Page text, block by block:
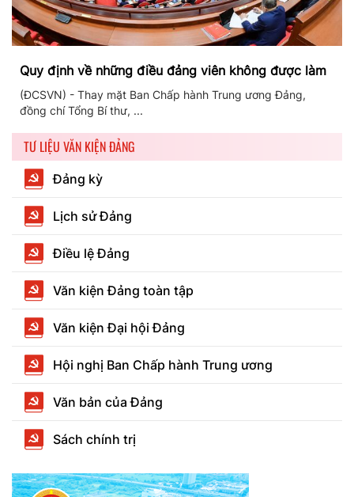
Quy định về những điều đảng viên không được làm
(ĐCSVN) - Thay mặt Ban Chấp hành Trung ương Đảng,
đồng chí Tổng Bí thư, ...
TƯ LIỆU VĂN KIỆN ĐẢNG
Đảng kỳ
Lịch sử Đảng
Điều lệ Đảng
Văn kiện Đảng toàn tập
Văn kiện Đại hội Đảng
Hội nghị Ban Chấp hành Trung ương
Văn bản của Đảng
Sách chính trị